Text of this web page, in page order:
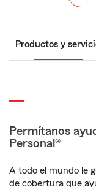
Productos y
Permítanos
Personal®
A todo el mundo le
de cobertura que